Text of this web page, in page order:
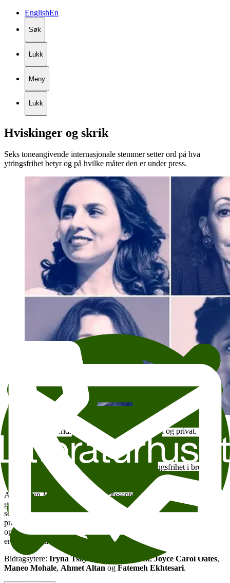
EnglishEn
Søk
Lukk
Meny
Lukk
Hviskinger og skrik
Seks toneangivende internasjonale stemmer setter ord på hva
ytringsfrihet betyr og på hvilke måter den er under press.
Foto: Linda Bournane Engelberth, Dustin Cohen, Trine
Hisdal, Meridian Czernowitz, Andile Buka og privat.
Høsten 2023 inviterte vi et utvalg toneangivende internasjonale
skjønnlitterære stemmer til å reflektere over ytringsfrihet i bredeste
forstand – gjennom litteraturen.
AntologienHviskinger og skrikpresenterer seks tekster som
gjennom prosa og poesi, essaystikk og skjønnlitteratur forsøker å
sette ord på hva ytringsfrihet betyr og på hvilke måter den er under
press. Flere av dem skriver personlig om hvordan de selv har
opplevd angrep på egen ytringsfrihet, og deres rett til å være den de
er og skrive det de vil.
Bidragsytere: Iryna Tsilyk Thorvald Steen,Joyce Carol Oates,
Maneo Mohale, Ahmet Altan og Fatemeh Ekhtesari.